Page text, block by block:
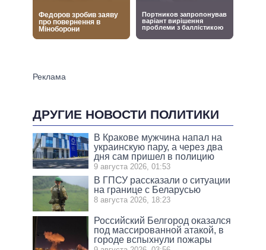
ДРУГИЕ НОВОСТИ ПОЛИТИКИ
В Кракове мужчина напал на
украинскую пару, а через два
дня сам пришел в полицию
9 августа 2026, 01:53
В ГПСУ рассказали о ситуации
на границе с Беларусью
8 августа 2026, 18:23
Российский Белгород оказался
под массированной атакой, в
городе вспыхнули пожары